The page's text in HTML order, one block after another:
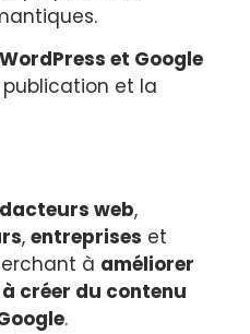
et Google
publication et la
web,
, entreprises et
à améliorer
créer du contenu
.